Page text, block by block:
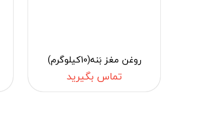
روغن مغز بَنه(10کیلوگرم)
تماس بگیرید